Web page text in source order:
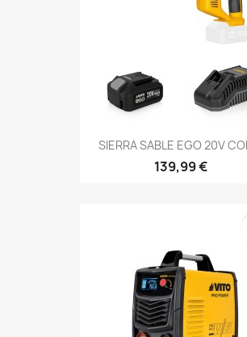
SIERRA SABLE EGO 20V
139,99 €